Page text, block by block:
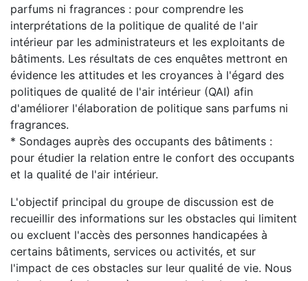
parfums ni fragrances : pour comprendre les
interprétations de la politique de qualité de l'air
intérieur par les administrateurs et les exploitants de
bâtiments. Les résultats de ces enquêtes mettront en
évidence les attitudes et les croyances à l'égard des
politiques de qualité de l'air intérieur (QAI) afin
d'améliorer l'élaboration de politique sans parfums ni
fragrances.
* Sondages auprès des occupants des bâtiments :
pour étudier la relation entre le confort des occupants
et la qualité de l'air intérieur.
L'objectif principal du groupe de discussion est de
recueillir des informations sur les obstacles qui limitent
ou excluent l'accès des personnes handicapées à
certains bâtiments, services ou activités, et sur
l'impact de ces obstacles sur leur qualité de vie. Nous